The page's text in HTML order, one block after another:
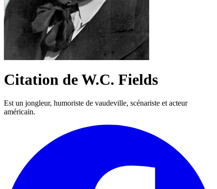
Citation de W.C. Fields
Est un jongleur, humoriste de vaudeville, scénariste et acteur
américain.